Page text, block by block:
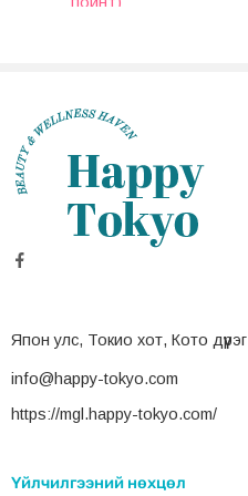
Япон улс, Токио хот, Кото дүүрэг
info@happy-tokyo.com
https://mgl.happy-tokyo.com/
Үйлчилгээний нөхцөл